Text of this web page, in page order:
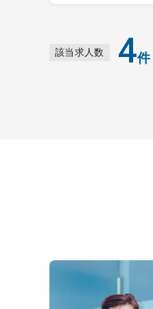
該当求人数 4件